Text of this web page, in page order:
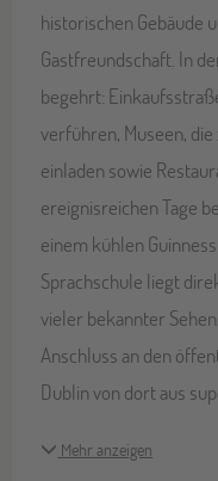
historischen Gebäude
Gastfreundschaft. In
begehrt:
verführen, Museen,
einladen sowie
ereignisreichen Tage
einem kühlen
Sprachschule liegt
vieler bekannter
Anschluss an den
Dublin von dort aus
Mehr anzeigen